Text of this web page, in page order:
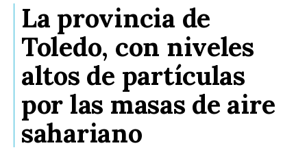
La provincia de
Toledo, con niveles
altos de partículas
por las masas de aire
sahariano